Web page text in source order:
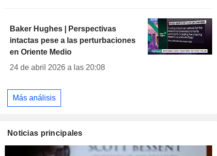
Baker Hughes | Perspectivas
intactas pese a las perturbaciones
en Oriente Medio
24 de abril 2026 a las 20:08
Más análisis
Noticias principales